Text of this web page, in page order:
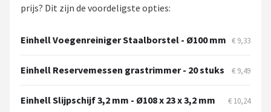
prijs? Dit zijn de voordeligste opties:
Einhell Voegenreiniger Staalborstel - Ø100 mm € 9,33
Einhell Reservemessen grastrimmer - 20 stuks € 9,49
Einhell Slijpschijf 3,2 mm - Ø108 x 23 x 3,2 mm € 10,24